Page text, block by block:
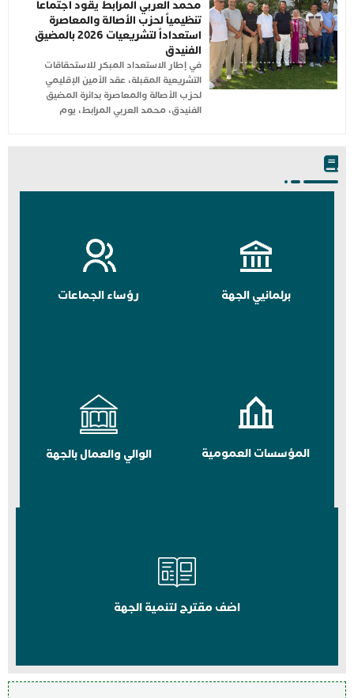
محمد العربي المرابط يقود اجتماعاً
تنظيمياً لحزب الأصالة والمعاصرة
استعداداً لتشريعيات 2026 بالمضيق
الفنيدق
في إطار الاستعداد المبكر للاستحقاقات
التشريعية المقبلة، عقد الأمين الإقليمي
لحزب الأصالة والمعاصرة بدائرة المضيق
الفنيدق، محمد العربي المرابط، يوم
برلمانيي الجهة رؤساء الجماعات
المؤسسات العمومية الوالي والعمال بالجهة
اضف مقترح لتنمية الجهة